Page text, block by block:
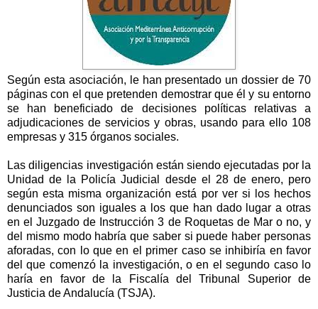
Según esta asociación, le han presentado un dossier de 70
páginas con el que pretenden demostrar que él y su entorno
se han beneficiado de decisiones políticas relativas a
adjudicaciones de servicios y obras, usando para ello 108
empresas y 315 órganos sociales.
Las diligencias investigación están siendo ejecutadas por la
Unidad de la Policía Judicial desde el 28 de enero, pero
según esta misma organización está por ver si los hechos
denunciados son iguales a los que han dado lugar a otras
en el Juzgado de Instrucción 3 de Roquetas de Mar o no, y
del mismo modo habría que saber si puede haber personas
aforadas, con lo que en el primer caso se inhibiría en favor
del que comenzó la investigación, o en el segundo caso lo
haría en favor de la Fiscalía del Tribunal Superior de
Justicia de Andalucía (TSJA).